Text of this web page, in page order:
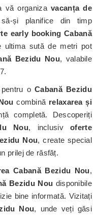
vă organizavacanța de
și planifice din timp
early booking Cabană
sută de metri pot
Bezidu Nou, valabile
pentru oCabană Bezidu
combină relaxarea și
completă. Descoperiți
Nou, inclusivoferte
Nou, create special
prilej de răsfăț.
Cabană Bezidu Nou,
Bezidu Nou disponibile
bine informată. Vizitați
Nou, unde veți găsi